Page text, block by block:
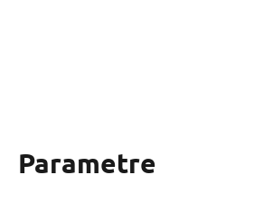
Parametre